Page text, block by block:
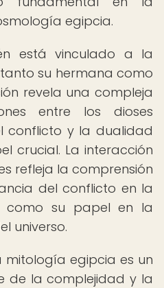
egipcia.
está vinculado a la
su hermana como
revela una compleja
entre los dioses
conflicto y la dualidad
crucial. La interacción
refleja la comprensión
del conflicto en la
como su papel en la
universo.
mitología egipcia es un
de la complejidad y la